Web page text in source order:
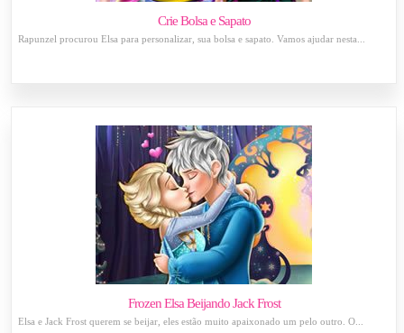
Crie Bolsa e Sapato
Rapunzel procurou Elsa para personalizar, sua bolsa e sapato. Vamos ajudar nesta...
Frozen Elsa Beijando Jack Frost
Elsa e Jack Frost querem se beijar, eles estão muito apaixonado um pelo outro. O...